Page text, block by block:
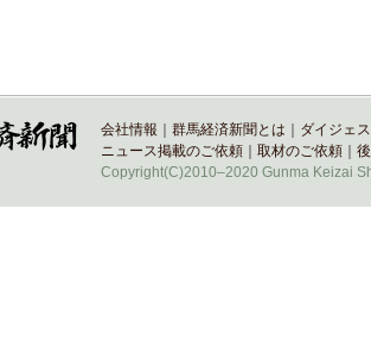
会社情報 群馬経済新聞とは
ダイジェ
ニュース掲載のご依頼
取材のご依頼
Copyright(C)2010–2020 Gunma Keizai